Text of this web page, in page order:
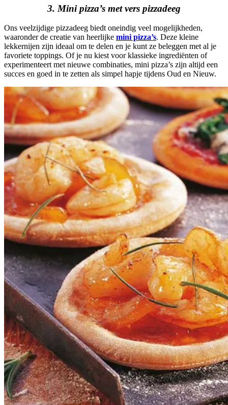
3. Mini pizza’s met vers pizzadeeg
Ons veelzijdige pizzadeeg biedt oneindig veel mogelijkheden,
waaronder de creatie van heerlijke mini pizza’s. Deze kleine
lekkernijen zijn ideaal om te delen en je kunt ze beleggen met al je
favoriete toppings. Of je nu kiest voor klassieke ingrediënten of
experimenteert met nieuwe combinaties, mini pizza’s zijn altijd een
succes en goed in te zetten als simpel hapje tijdens Oud en Nieuw.